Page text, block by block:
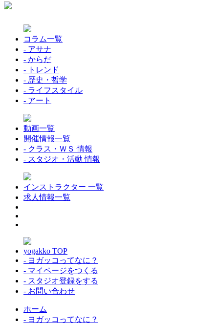
コラム一覧
- アサナ
- からだ
- トレンド
- 歴史・哲学
- ライフスタイル
- アート
動画一覧
開催情報一覧
- クラス・ＷＳ 情報
- スタジオ・活動 情報
インストラクター 一覧
求人情報一覧
yogakko TOP
- ヨガッコってなに？
- マイページをつくる
- スタジオ登録をする
- お問い合わせ
ホーム
- ヨガッコってなに？